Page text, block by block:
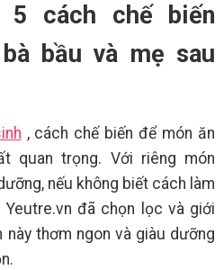
5 cách chế biến
bầu và mẹ sau
, cách chế biến để món ăn
quan trọng. Với riêng món
nếu không biết cách làm
đã chọn lọc và giới
thơm ngon và giàu dưỡng